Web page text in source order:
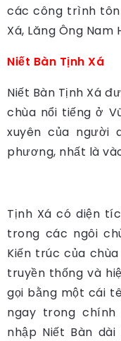
các công trình tôn
Xá, Lăng Ông Nam
Niết Bàn Tịnh Xá
Niết Bàn Tịnh Xá
chùa nổi tiếng ở
xuyên của người
phương, nhất là
Tịnh Xá có diện
trong các ngôi
Kiến trúc của
truyền thống và
gọi bằng một cái
ngay trong
nhập Niết Bàn